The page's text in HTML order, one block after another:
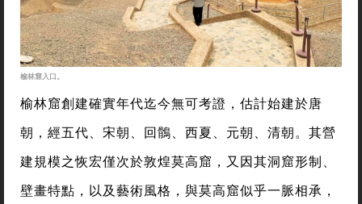
榆林窟入口。
榆林窟創建確實年代迄今無可考證，估計始建於唐
朝，經五代、宋朝、回鶻、西夏、元朝、清朝。其營
建規模之恢宏僅次於敦煌莫高窟，又因其洞窟形制、
壁畫特點，以及藝術風格，與莫高窟似乎一脈相承，